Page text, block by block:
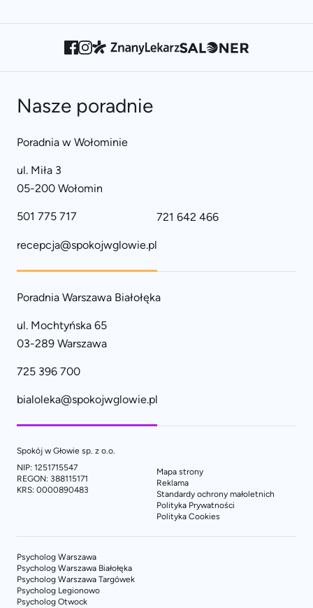
Nasze poradnie
Poradnia w Wołominie
ul. Miła 3
05-200 Wołomin
501 775 717 721 642 466
recepcja@spokojwglowie.pl
Poradnia Warszawa Białołęka
ul. Mochtyńska 65
03-289 Warszawa
725 396 700
bialoleka@spokojwglowie.pl
Spokój w Głowie sp. z o.o.
NIP: 1251715547
REGON: 388115171
KRS: 0000890483
Mapa strony
Reklama
Standardy ochrony małoletnich
Polityka Prywatności
Polityka Cookies
Psycholog Warszawa
Psycholog Warszawa Białołęka
Psycholog Warszawa Targówek
Psycholog Legionowo
Psycholog Otwock